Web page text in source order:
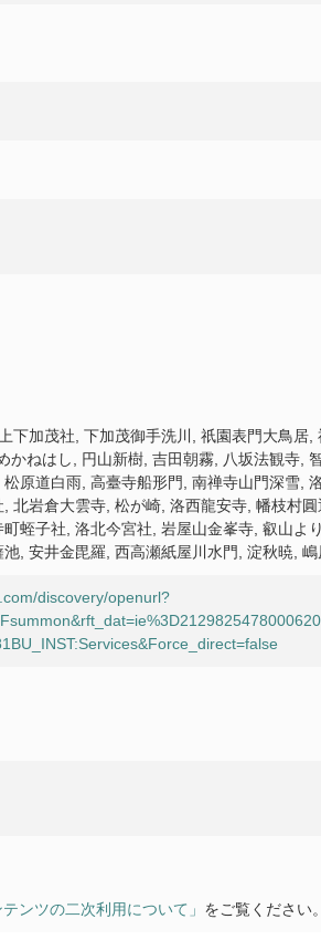
下加茂社, 下加茂御手洗川, 祇園表門大鳥居,
かねはし, 円山新樹, 吉田朝霧, 八坂法観寺,
原道白雨, 高臺寺船形門, 南禅寺山門深雪,
北岩倉大雲寺, 松が崎, 洛西龍安寺, 幡枝村
蛭子社, 洛北今宮社, 岩屋山金峯寺, 叡山よ
, 安井金毘羅, 西高瀬紙屋川水門, 淀秋暁, 嶋
discovery/openurl?
テンツの二次利用について」 をご覧ください